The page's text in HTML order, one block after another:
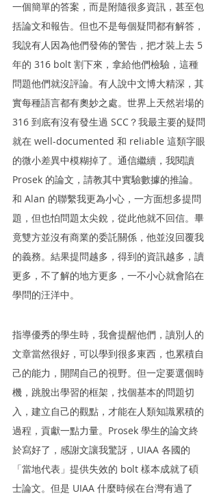
一個簡單的答案，而是附隨很多資訊，甚至包
括論文和報告。但也不是每個疑問都有解答，
我說有人因為他們發佈的警告，把才裝上去 5
年的 316 bolt 割下來，拿給他們檢驗，這種
問題他們就沒評論。有人說中文博大精深，其
實每種語言都有奧妙之處。世界上天然岩場的
316 到底有沒有發生過 SCC？我最主要的疑問
就在 well-documented 和 reliable 這類字眼
的微小差異中模糊掉了。通信繼續，我閱讀
Prosek 的論文，請教其中實驗數據的推論。
和 Alan 的聯繫我更為小心，一方面想多提問
題，但也怕問題太尖銳，從此他就不回信。畢
竟雙方並沒有商業的委託關係，他並沒回覆我
的義務。結果提問越多，得到的資訊越多，讀
更多，不了解的地方更多，一不小心就會陷在
學問的汪洋中。
指導優秀的學生時，我會提醒他們，讀別人的
文章當然很好，可以學到很多東西，也累積自
己的能力，開闊自己的視野。但一定要選個時
機，跳脫出學習的框架，找個基本的問題切
入，建立自己的觀點，才能在人類知識累積的
過程，貢獻一點力量。Prosek 學生的論文終
於寫好了，感謝文讓我驚訝，UIAA 各國的
「當地代表」提供失效的 bolt 樣本成就了碩
士論文。但是 UIAA 什麼時候在台灣有過了